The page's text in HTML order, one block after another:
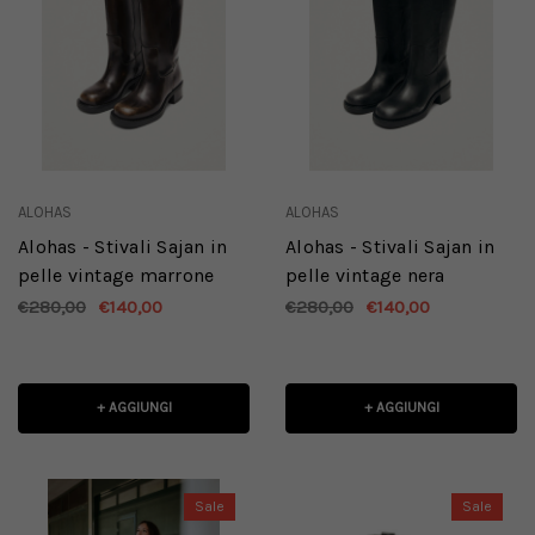
ALOHAS
Alohas - Stivali Sajan in
pelle vintage marrone
€280,00 €140,00
+ AGGIUNGI
ALOHAS
Alohas - Stivali Sajan in
pelle vintage nera
€280,00 €140,00
+ AGGIUNGI
Sale Sale